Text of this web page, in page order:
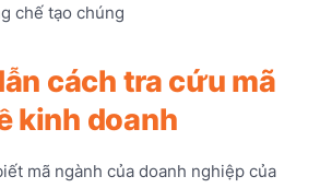
chế tạo chúng
cách tra cứu mã
kinh doanh
mã ngành của doanh nghiệp của